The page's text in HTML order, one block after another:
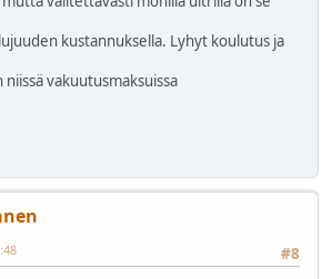
kustannuksella. Lyhyt koulutus ja
vakuutusmaksuissa
#8